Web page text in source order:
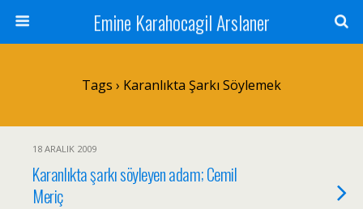
Emine Karahocagil Arslaner
Tags › Karanlıkta Şarkı Söylemek
18 ARALIK 2009
Karanlıkta şarkı söyleyen adam; Cemil
Meriç